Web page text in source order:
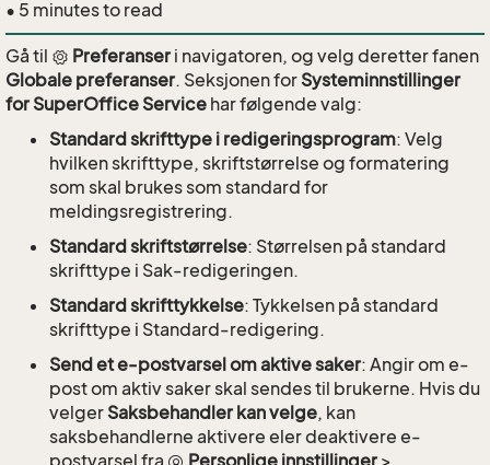
• 5 minutes to read
Gå til Preferanser i navigatoren, og velg deretter fanen
Globale preferanser. Seksjonen for Systeminnstillinger
for SuperOffice Service har følgende valg:
Standard skrifttype i redigeringsprogram: Velg
hvilken skrifttype, skriftstørrelse og formatering
som skal brukes som standard for
meldingsregistrering.
Standard skriftstørrelse: Størrelsen på standard
skrifttype i Sak-redigeringen.
Standard skrifttykkelse: Tykkelsen på standard
skrifttype i Standard-redigering.
Send et e-postvarsel om aktive saker: Angir om e-
post om aktiv saker skal sendes til brukerne. Hvis du
velger Saksbehandler kan velge, kan
saksbehandlerne aktivere eler deaktivere e-
postvarsel fra
Personlige innstillinger >